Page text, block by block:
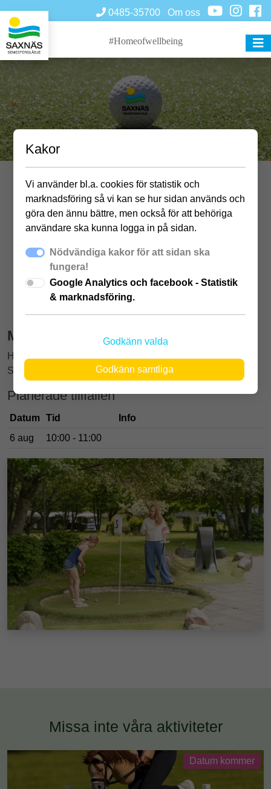
0485-35700 Om oss
#Homeofwellbeing
Minigolfturnering
Samling vid minigolfbanan
25 jun-6 augusti
Minigolfturnering
Häng med på en rolig turnering för alla åldrar!
Samling vid banan – klubbor och bollar finns att låna.
Planerade tillfällen
Datum Tid
Info
6 aug
10:00 - 11:00
Missa inte våra aktiviteter
Datum kommer
Kakor
Vi använder bl.a. cookies för statistik och
marknadsföring så vi kan se hur sidan används och
göra den ännu bättre, men också för att behöriga
användare ska kunna logga in på sidan.
Nödvändiga kakor för att sidan ska
fungera!
Google Analytics och facebook - Statistik
& marknadsföring.
Godkänn valda
Godkänn samtliga